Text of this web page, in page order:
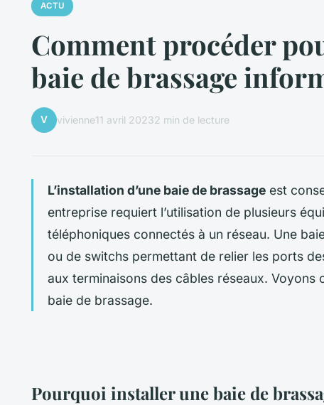
ACTU
Comment procéder
baie de brassage
V vivienne11 avril 20232 min de lecture
L’installation d’une baie de brassage est
entreprise requiert l’utilisation de plusieurs
téléphoniques connectés à un réseau. Une
ou de switchs permettant de relier les ports
aux terminaisons des câbles réseaux. Voyons
baie de brassage.
Pourquoi installer une baie de